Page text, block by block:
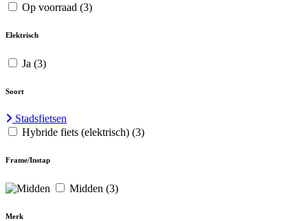
Op voorraad (3)
Elektrisch
Ja (3)
Soort
Stadsfietsen
Hybride fiets (elektrisch) (3)
Frame/Instap
Midden (3)
Merk